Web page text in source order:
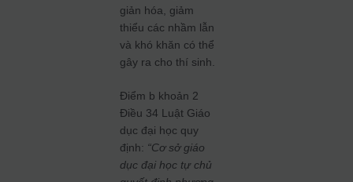
giản hóa, giảm
thiểu các nhầm lẫn
và khó khăn có thể
gây ra cho thí sinh.
Điểm b khoản 2
Điều 34 Luật Giáo
dục đại học quy
định: “Cơ sở giáo
dục đại học tự chủ